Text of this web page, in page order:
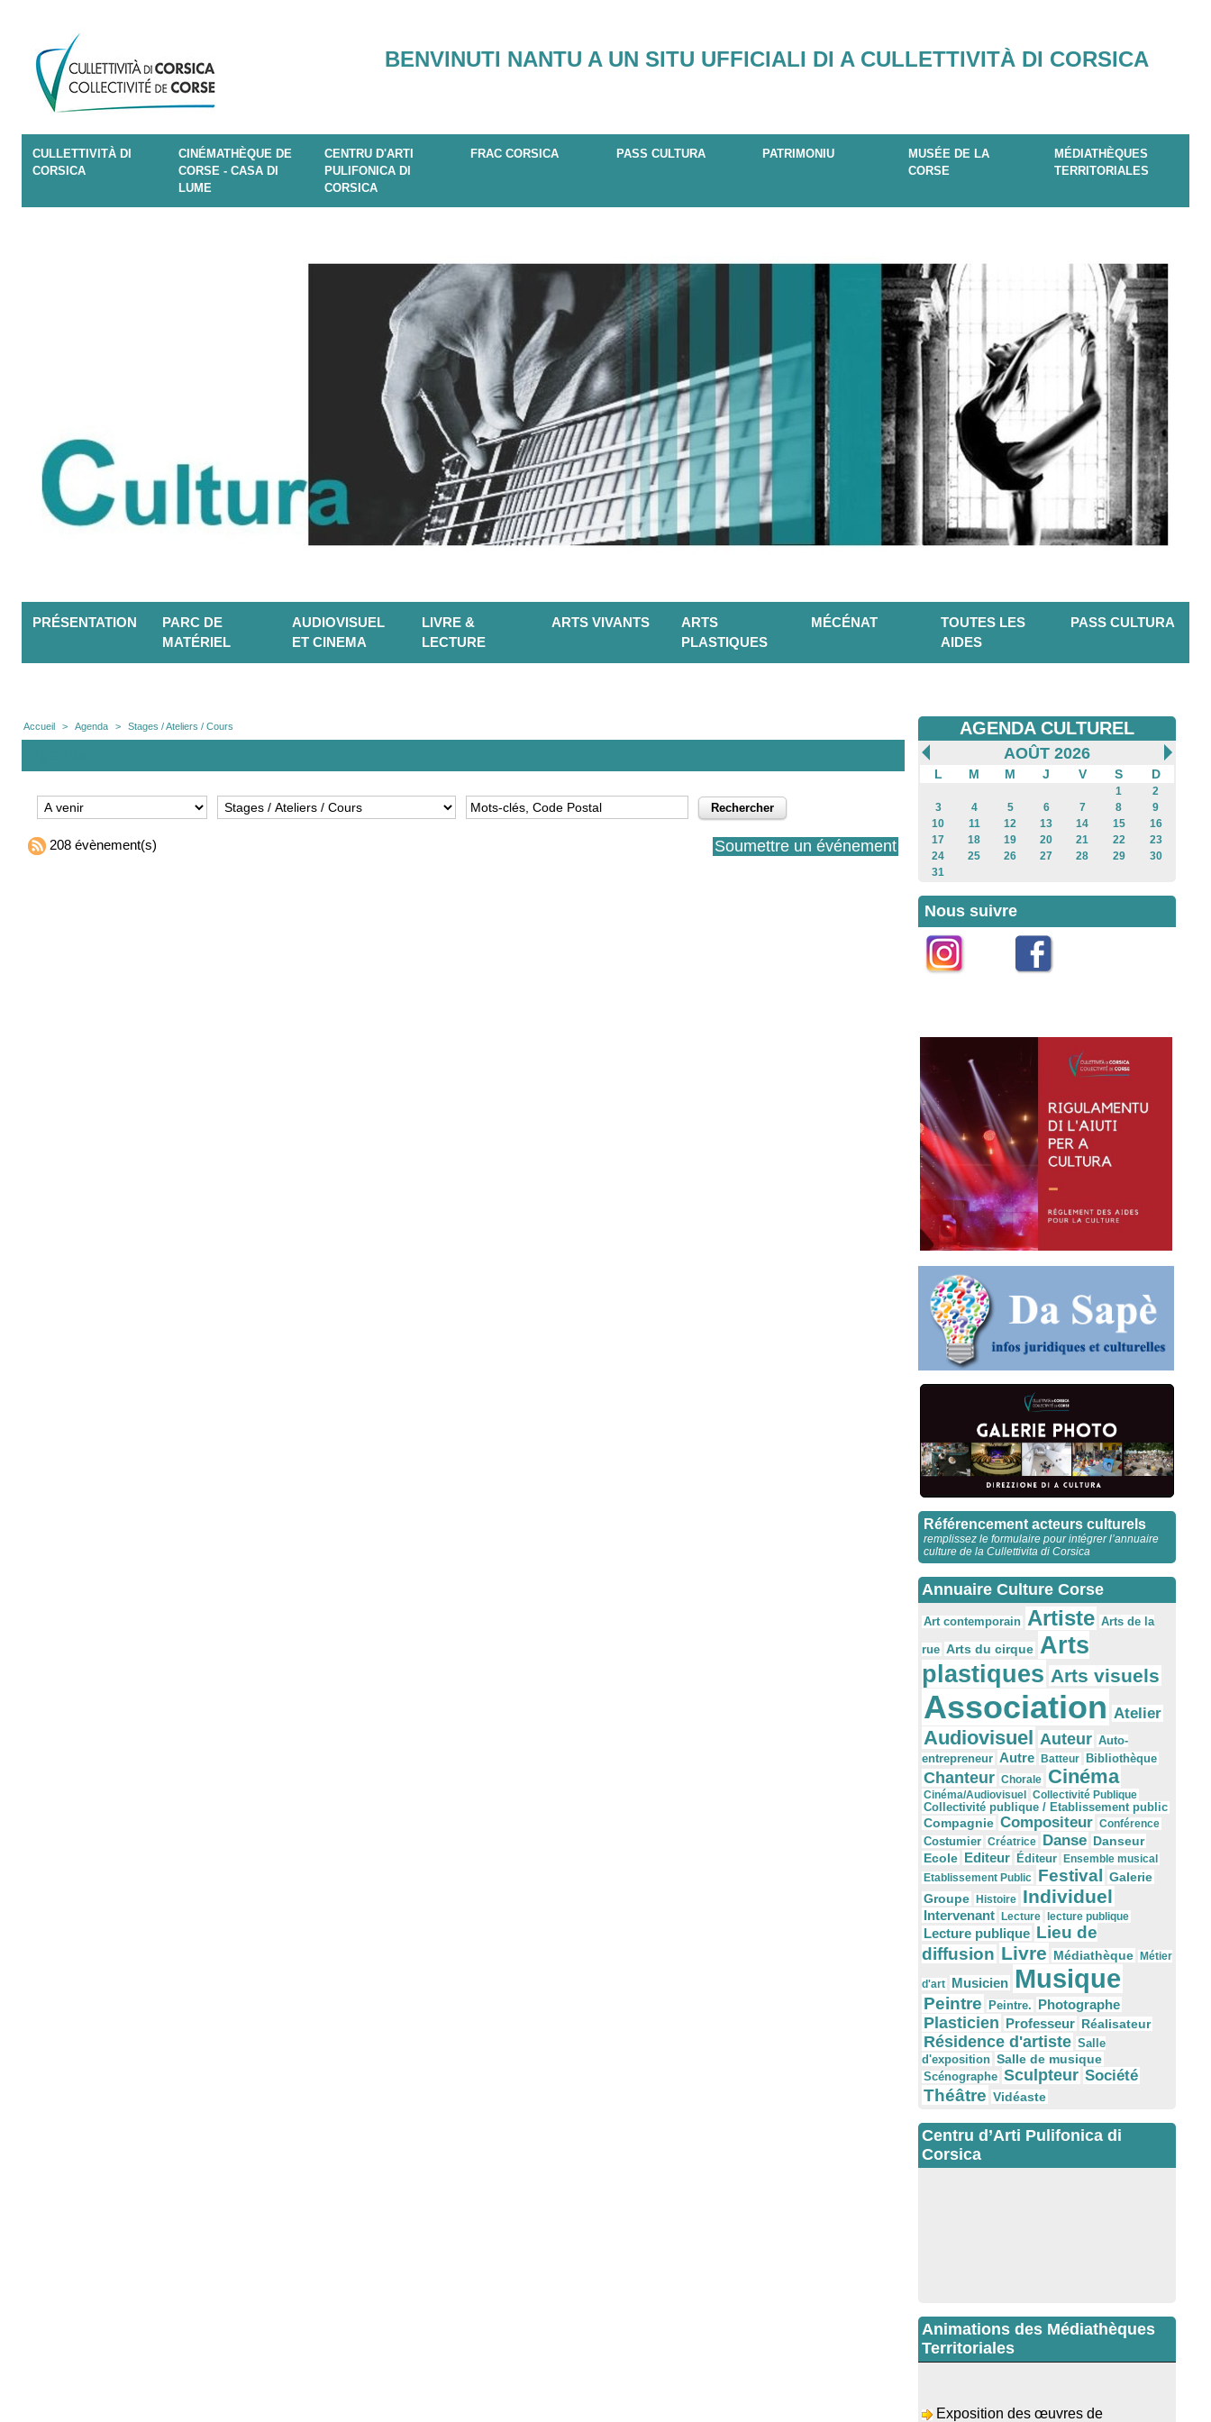
BENVINUTI NANTU A UN SITU UFFICIALI DI A CULLETTIVITÀ DI CORSICA
CULLETTIVITÀ DI
CORSICA
CINÉMATHÈQUE DE
CORSE - CASA DI
LUME
CENTRU D'ARTI
PULIFONICA DI
CORSICA
FRAC CORSICA PASS CULTURA PATRIMONIU
MUSÉE DE LA
CORSE
MÉDIATHÈQUES
TERRITORIALES
PRÉSENTATION
PARC DE
MATÉRIEL
AUDIOVISUEL
ET CINEMA
LIVRE &
LECTURE
ARTS VIVANTS
ARTS
PLASTIQUES
MÉCÉNAT
TOUTES LES
AIDES
PASS CULTURA
Accueil > Agenda > Stages / Ateliers / Cours
208 évènement(s) Soumettre un événement
AGENDA CULTUREL
AOÛT 2026
L M M J V S D
1
2
3
4 5 6 7 8
9
10
11 12 13 14 15
16
17
18 19 20 21 22
23
24
25 26 27 28 29
30
31
Nous suivre
Référencement acteurs culturels
remplissez le formulaire pour intégrer l’annuaire
culture de la Cullettivita di Corsica
Annuaire Culture Corse
Art contemporain Artiste Arts de la
rue Arts du cirque Arts
plastiques Arts visuels
Association Atelier
Audiovisuel Auteur Auto-
entrepreneur Autre Batteur Bibliothèque
Chanteur Chorale Cinéma
Cinéma/Audiovisuel
Collectivité Publique
Collectivité publique / Etablissement public
Compagnie Compositeur Conférence
Costumier Créatrice Danse Danseur
Ecole Editeur Éditeur
Ensemble musical
Etablissement Public Festival Galerie
Groupe
Histoire Individuel
Intervenant Lecture lecture publique
Lecture publique Lieu de
diffusion Livre Médiathèque Métier
d'art Musicien Musique
Peintre Peintre. Photographe
Plasticien Professeur Réalisateur
Résidence d'artiste Salle
d'exposition Salle de musique
Scénographe Sculpteur Société
Théâtre Vidéaste
Centru d’Arti Pulifonica di
Corsica
Animations des Médiathèques
Territoriales
Dominique Malberti Morin : "Racines,